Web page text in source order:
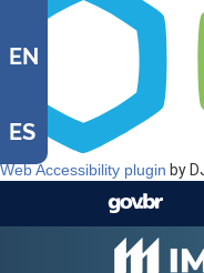
Web Accessibility plugin by
EN
ES